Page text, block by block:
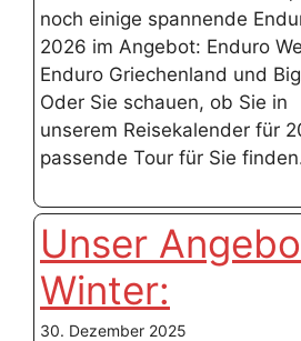
noch einige spannende
2026 im Angebot: Enduro
Enduro Griechenland und
Oder Sie schauen, ob Sie in
unserem Reisekalender für
passende Tour für Sie
Unser
Winter:
30. Dezember 2025